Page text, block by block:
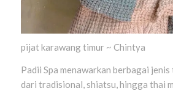
pijat karawang timur ~ Chintya
Padii Spa menawarkan berbagai
dari tradisional, shiatsu, hingga thai